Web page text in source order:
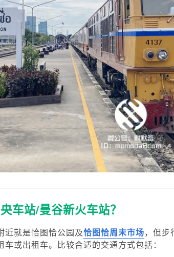
车站/曼谷新火车站？
近就是恰图恰公园及恰图恰周末市场，但步
或出租车。比较合适的交通方式包括：